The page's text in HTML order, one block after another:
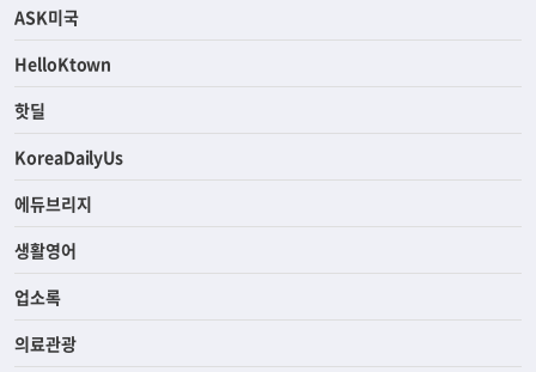
ASK미국
HelloKtown
핫딜
KoreaDailyUs
에듀브리지
생활영어
업소록
의료관광